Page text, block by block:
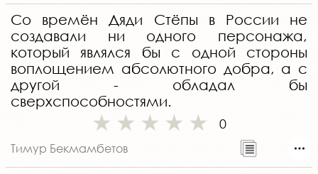
Со времён Дяди Стёпы в России не
создавали ни одного персонажа,
который являлся бы с одной стороны
воплощением абсолютного добра, а с
другой - обладал бы
сверхспособностями.
0
Тимур Бекмамбетов